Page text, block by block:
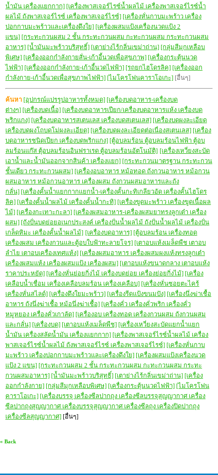
น้ำมัน เครื่องแยกกาก] [เครื่องพาสเจอร์ไรซ์น้ำผลไม้ เครื่องพาสเจอร์ไรซ์น้ำ
ผลไม้ ถังพาสเจอร์ไรซ์ เครื่องพาสเจอร์ไรซ์] [เครื่องหั่นกาบมะพร้าว เครื่อง
ปอกกาบมะพร้าวและเครื่องดึงใย] [เครื่องผสมแป้งเครื่องนวดแป้ง 2
แขน] [กระทะกวนผสม 2 ชั้น กระทะกวนผสม กะทะกวนผสม กระทะกวนผสม
อาหาร] [น้ำมันมะพร้าวบริสุทธิ์] [เตาย่างไร้กลิ่นเขม่าถ่าน] [กลุ่มสีมุกเหลือบ
พิเศษ] [เครื่องออกกำลังกายสั่น-เก้าอี้นวดเพื่อสุขภาพ] [เครื่องกระตุ้นนวด
ไฟฟ้า] [เครื่องออกกำลังกาย-เก้าอี้นวดไฟฟ้า] [รถยกไฮโดรลิค] [เครื่องออก
กำลังกาย-เก้าอี้นวดเพื่อสุขภาพไฟฟ้า] [ไมโครโฟนคาราโอเกะ] [อื่นๆ]
ค้นหา [อุปกรณ์แปรรูปอาหารทั้งหมด] [เครื่องบดอาหาร-เครื่องบด
ต่างๆ] [เครื่องบดเนื้อ] [เครื่องบดอาหารเปียก/เครื่องบดอาหารแห้ง เครื่องบด
พริกแกง] [เครื่องบดอาหารสเตนเลส เครื่องบดสเตนเลส] [เครื่องบดผงละเอียด
เครื่องบดผงโถบดโม่ผงละเอียด] [เครื่องบดผงละเอียดต่อเนื่องสเตนเลส] [เครื่อง
บดอาหารชนิดเปียก เครื่องบดพริกแกง] [ตู้อบลมร้อน ตู้อบลมร้อนไฟฟ้า ตู้อบ
ลมร้อนแก๊ส ตุ้อบลมร้อนอินฟราเรด ตู้อบลมร้อนอัตโนมัติ] [เครื่องเหวี่ยงสะบัด
เอาน้ำและน้ำมันออกจากสินค้า เครื่องแยก] [กระทะกวนมาตรฐาน กระทะกวน
ชั้นเดียว กระทะกวนผสม] [เครื่องอบอาหาร หม้อทอด ถังกวนอาหาร หม้อกวน
ผสมอาหาร หม้อกวนอาหาร เครื่องผสม ถังกวนผสมอาหารและถัง
กลั่น] [เครื่องคั้นน้ำแยกกากแยกน้ำ-เครื่องคั้นกะทิเกลียวอัด เครื่องคั้นไฮโดร
ลิค] [เครื่องคั้นน้ำผลไม้ เครื่องคั้นน้ำกะทิ] [เครื่องขูดมะพร้าว เครื่องขูดเนื้อผล
ไม้] [เครื่องกะเทาะกะลา] [เครื่องผสมอาหาร-เครื่องผสมยาทรงลูกเต๋า เครื่อง
ผสม] [ถังปั่นบดย่อยอเนกประสงค์ เครื่องปั่นน้ำผลไม้ ถังปั่นน้ำผลไม้ เครื่องปั่น
เกล็ดหิมะ เครื่องคั้นน้ำผลไม้] [เครื่องบดอาหาร] [ตู้อบลมร้อน เครื่องทอด
เครื่องผสม เครื่องกวนและตู้อบใบฟ้าทะลายโจร] [เตาอบแห้งเมล็ดพืช เตาอบ
ลำไย เตาอบเครื่องเทศแห้ง] [เครื่องผสมอาหาร เครื่องผสมผงแห้งทรงลูกเต๋า
เครื่องผสมแห้ง เครื่องผสมแป้ง เครื่องผสม] [เตาอบแห้งขนาดกลาง เตาอบแห้ง
ราคาประหยัด] [เครื่องหั่นย่อยกิ่งไม้ เครื่องบดย่อย เครื่องย่อยกิ่งไม้] [เครื่อง
เคลือบน้ำเชื่อม เครื่องเคลือบลมร้อน เครื่องเคลือบ] [เครื่องหั่นซอยตะไคร้
เครื่องหั่นสไลด์] [เครื่องดึงใยมะพร้าว] [เครื่องรีดแป้งขนมปัง] [เครื่องนึ่งฆ่าเชื้อ
อาหาร ถังนึ่งฆ่าเชื้อ หม้อนึ่งฆ่าเชื้อ] [เครื่องคั่ว เครื่องคั่วพริก เครื่องคั่ว
หมูหยอง เครื่องคั่วเกาลัด] [เครื่องอบ เครื่องทอด เครื่องกวนผสม ถังกวนผสม
และกลั่น] [เครื่องบด] [เตาอบแห้งเมล็ดพืช] [เครื่องเหวี่ยงสะบัดแยกน้ำแยก
น้ำมัน เครื่องสลัดน้ำมัน เครื่องแยกกาก] [เครื่องพาสเจอร์ไรซ์น้ำผลไม้ เครื่อง
พาสเจอร์ไรซ์น้ำผลไม้ ถังพาสเจอร์ไรซ์ เครื่องพาสเจอร์ไรซ์] [เครื่องหั่นกาบ
มะพร้าว เครื่องปอกกาบมะพร้าวและเครื่องดึงใย] [เครื่องผสมแป้งเครื่องนวด
แป้ง 2 แขน] [กระทะกวนผสม 2 ชั้น กระทะกวนผสม กะทะกวนผสม กระทะ
กวนผสมอาหาร] [น้ำมันมะพร้าวบริสุทธิ์] [เตาย่างไร้กลิ่นเขม่าถ่าน] [เครื่อง
ออกกำลังกาย] [กลุ่มสีมุกเหลือบพิเศษ] [เครื่องกระตุ้นนวดไฟฟ้า] [ไมโครโฟน
คาราโอเกะ] [เครื่องบรรจุ เครื่องซีลปากถุง เครื่องซีลบรรจุสุญญากาศ เครื่อง
ซีลปากถุงสุญญากาศ เครื่องบรรจุสุญญากาศ เครื่องซีลถุง เครื่องปิดปากถุง
เครื่องซีลสุญญากาศ] [อื่นๆ]
« Back